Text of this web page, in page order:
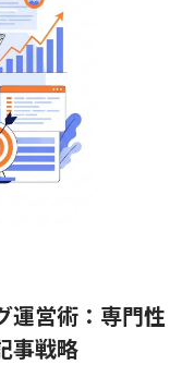
運営術：専門性
事戦略